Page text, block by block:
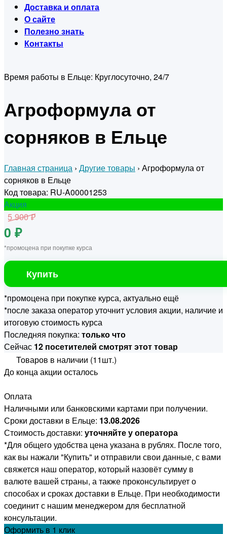
Доставка и оплата
О сайте
Полезно знать
Контакты
Время работы в Ельце: Круглосуточно, 24/7
Агроформула от
сорняков в Ельце
Главная страница › Другие товары › Агроформула от
сорняков в Ельце
Код товара: RU-A00001253
Акция
5 900 ₽
0 ₽
*промоцена при покупке курса
Купить
*промоцена при покупке курса, актуально ещё
*после заказа оператор уточнит условия акции, наличие и
итоговую стоимость курса
Последняя покупка: только что
Сейчас 12 посетителей смотрят этот товар
Товаров в наличии (11шт.)
До конца акции осталось
Оплата
Наличными или банковскими картами при получении.
Сроки доставки в Ельце: 13.08.2026
Стоимость доставки: уточняйте у оператора
*Для общего удобства цена указана в рублях. После того,
как вы нажали "Купить" и отправили свои данные, с вами
свяжется наш оператор, который назовёт сумму в
валюте вашей страны, а также проконсультирует о
способах и сроках доставки в Ельце. При необходимости
соединит с нашим менеджером для бесплатной
консультации.
Оформить в 1 клик